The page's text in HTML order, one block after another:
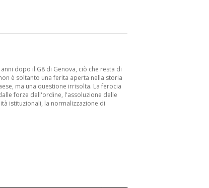
dopo il G8 di Genova, ciò che resta di
è soltanto una ferita aperta nella storia
ma una questione irrisolta. La ferocia
forze dell'ordine, l'assoluzione delle
istituzionali, la normalizzazione di